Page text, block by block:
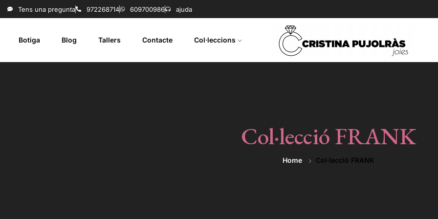
Tens una pregunta 972268714 609700986 ajuda
Botiga Blog Tallers Contacte Col·leccions
Col·lecció FRANK
Home Col·lecció FRANK